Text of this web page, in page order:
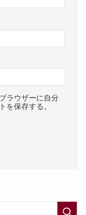
ラウザーに自分
を保存する。